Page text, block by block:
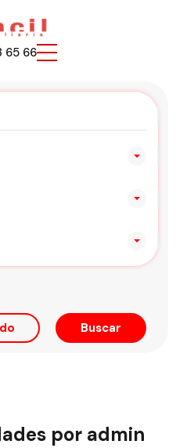
65 66
Buscar
por admin